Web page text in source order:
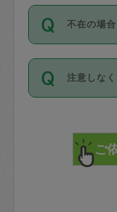
を依頼し
参考
【
写真を撮
詳細FAQ：
1. 直前キ
共通）
72時間を
料が発生
直前キャ
72時間
「お試し
せんが、
とによっ
まず、条
みてくだ
その後、
不在の場
不在の場
が必要で
ジさんと
てくださ
不在時に
注意しな
で、必ず
れて依頼
けてくだ